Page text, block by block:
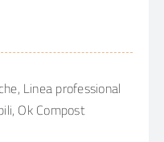
Linea professional
Ok Compost